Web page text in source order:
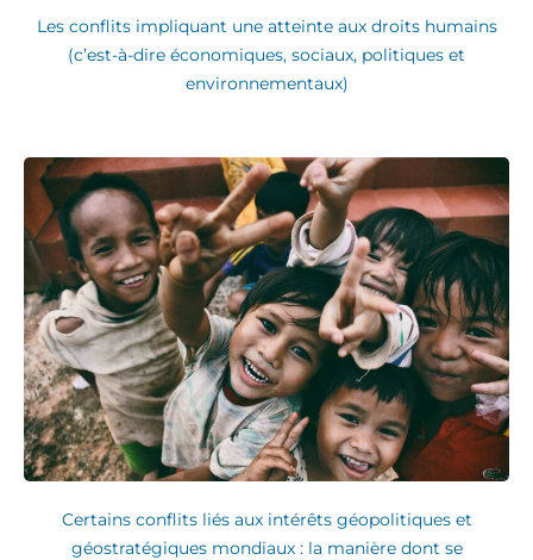
Les conflits impliquant une atteinte aux droits humains
(c’est-à-dire économiques, sociaux, politiques et
environnementaux)
Certains conflits liés aux intérêts géopolitiques et
géostratégiques mondiaux : la manière dont se